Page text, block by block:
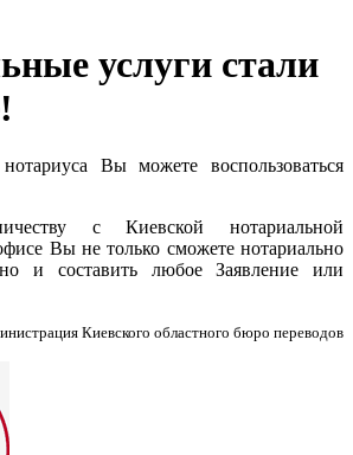
услуги стали
Вы можете воспользоваться
с Киевской нотариальной
Вы не только сможете нотариально
но и составить любое Заявление или
Киевского областного бюро переводов